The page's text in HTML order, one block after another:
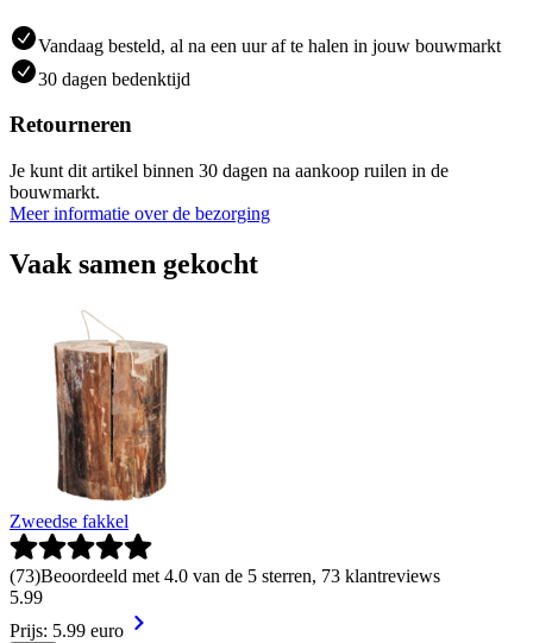
Vandaag besteld, al na een uur af te halen in jouw bouwmarkt
30 dagen bedenktijd
Retourneren
Je kunt dit artikel binnen 30 dagen na aankoop ruilen in de
bouwmarkt.
Meer informatie over de bezorging
Vaak samen gekocht
Zweedse fakkel
(73)Beoordeeld met 4.0 van de 5 sterren, 73 klantreviews
5.99
Prijs: 5.99 euro